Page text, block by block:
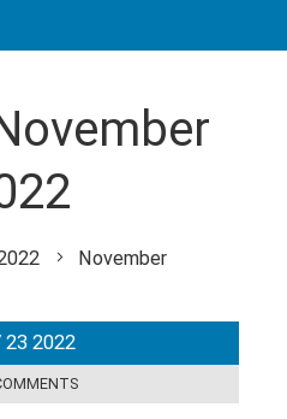
November
23 2022